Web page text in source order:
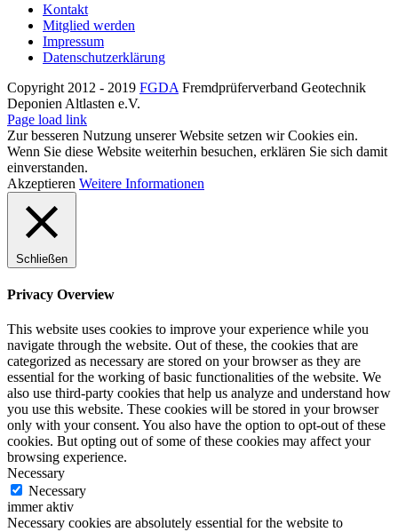
Kontakt
Mitglied werden
Impressum
Datenschutzerklärung
Copyright 2012 - 2019 FGDA Fremdprüferverband Geotechnik
Deponien Altlasten e.V.
Page load link
Zur besseren Nutzung unserer Website setzen wir Cookies ein.
Wenn Sie diese Website weiterhin besuchen, erklären Sie sich damit
einverstanden.
Akzeptieren Weitere Informationen
Schließen
Privacy Overview
This website uses cookies to improve your experience while you
navigate through the website. Out of these, the cookies that are
categorized as necessary are stored on your browser as they are
essential for the working of basic functionalities of the website. We
also use third-party cookies that help us analyze and understand how
you use this website. These cookies will be stored in your browser
only with your consent. You also have the option to opt-out of these
cookies. But opting out of some of these cookies may affect your
browsing experience.
Necessary
Necessary
immer aktiv
Necessary cookies are absolutely essential for the website to